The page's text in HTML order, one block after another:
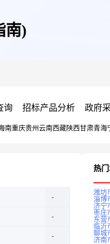
南)
询 招标产品分析 政府
南重庆贵州 云南西藏陕西甘肃青海
热
潍坊
淄博
济宁
枣庄
东营
临沂
聊城
济南